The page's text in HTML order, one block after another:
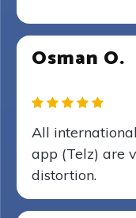
Osman O.
All
app (Telz) are
distortion.